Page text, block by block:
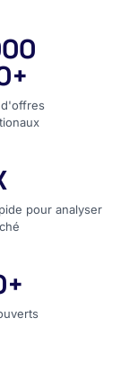
d'offres
pour analyser
pour analyser